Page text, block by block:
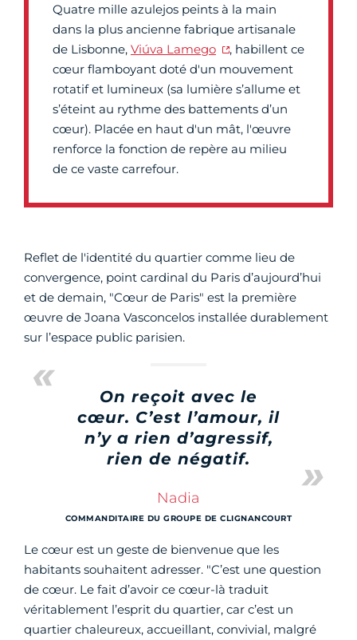
Quatre mille azulejos peints à la main
dans la plus ancienne fabrique artisanale
de Lisbonne, Viúva Lamego
, habillent ce
cœur flamboyant doté d'un mouvement
rotatif et lumineux (sa lumière s’allume et
s’éteint au rythme des battements d’un
cœur). Placée en haut d'un mât, l'œuvre
renforce la fonction de repère au milieu
de ce vaste carrefour.
Reflet de l'identité du quartier comme lieu de
convergence, point cardinal du Paris d’aujourd’hui
et de demain, "Cœur de Paris" est la première
œuvre de Joana Vasconcelos installée durablement
sur l’espace public parisien.
On reçoit avec le
cœur. C’est l’amour, il
n’y a rien d’agressif,
rien de négatif.
Nadia
COMMANDITAIRE DU GROUPE DE CLIGNANCOURT
Le cœur est un geste de bienvenue que les
habitants souhaitent adresser. "C’est une question
de cœur. Le fait d’avoir ce cœur-là traduit
véritablement l’esprit du quartier, car c’est un
quartier chaleureux, accueillant, convivial, malgré